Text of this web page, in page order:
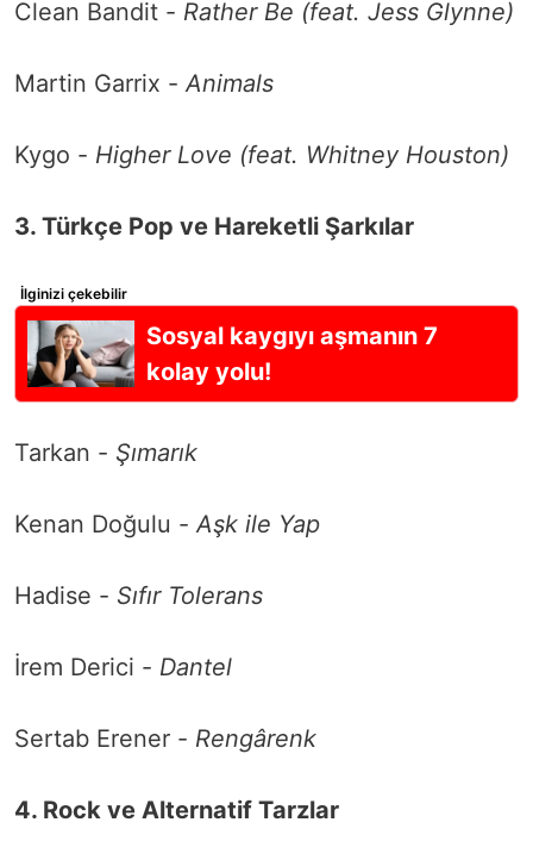
Clean Bandit - Rather Be (feat. Jess Glynne)
Martin Garrix -Animals
Kygo - Higher Love (feat. Whitney Houston)
3. Türkçe Pop ve Hareketli Şarkılar
İlginizi çekebilir
Sosyal kaygıyı aşmanın 7
kolay yolu!
Tarkan - Şımarık
Kenan Doğulu -Aşk ile Yap
Hadise - Sıfır Tolerans
İrem Derici - Dantel
Sertab Erener - Rengârenk
4. Rock ve Alternatif Tarzlar